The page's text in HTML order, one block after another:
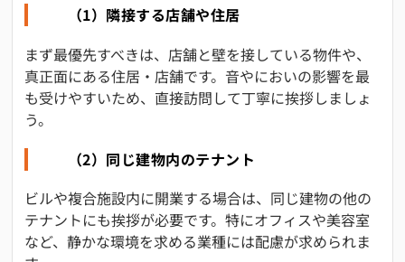
（1）隣接する店舗や住居
まず最優先すべきは、店舗と壁を接している物件や、
真正面にある住居・店舗です。音やにおいの影響を最
も受けやすいため、直接訪問して丁寧に挨拶しましょ
う。
（2）同じ建物内のテナント
ビルや複合施設内に開業する場合は、同じ建物の他の
テナントにも挨拶が必要です。特にオフィスや美容室
など、静かな環境を求める業種には配慮が求められま